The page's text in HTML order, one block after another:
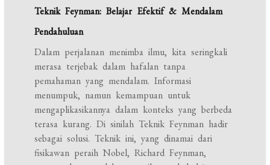
Teknik Feynman: Belajar Efektif & Mendalam
Pendahuluan
Dalam perjalanan menimba ilmu, kita seringkali
merasa terjebak dalam hafalan tanpa
pemahaman yang mendalam. Informasi
menumpuk, namun kemampuan untuk
mengaplikasikannya dalam konteks yang berbeda
terasa kurang. Di sinilah Teknik Feynman hadir
sebagai solusi. Teknik ini, yang dinamai dari
fisikawan peraih Nobel, Richard Feynman,